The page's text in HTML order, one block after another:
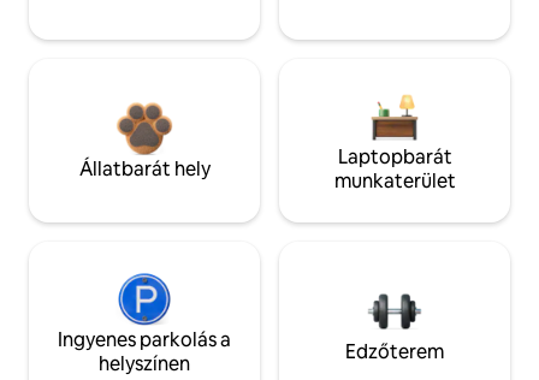
Állatbarát hely
Laptopbarát
munkaterület
Ingyenes parkolás a
helyszínen
Edzőterem